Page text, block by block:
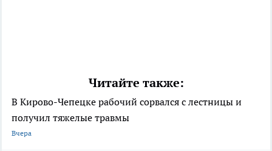
Читайте также:
В Кирово-Чепецке рабочий сорвался с лестницы и
получил тяжелые травмы
Вчера